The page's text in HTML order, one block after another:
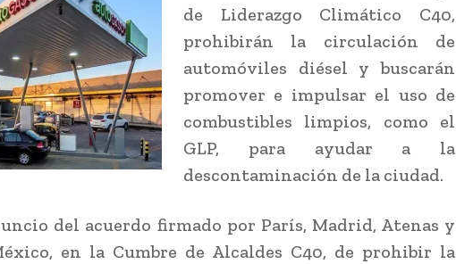
de Liderazgo Climático C40,
prohibirán la circulación de
automóviles diésel y buscarán
promover e impulsar el uso de
combustibles limpios, como el
GLP, para ayudar a la
descontaminación de la ciudad.
del acuerdo firmado por París, Madrid, Atenas y
en la Cumbre de Alcaldes C40, de prohibir la